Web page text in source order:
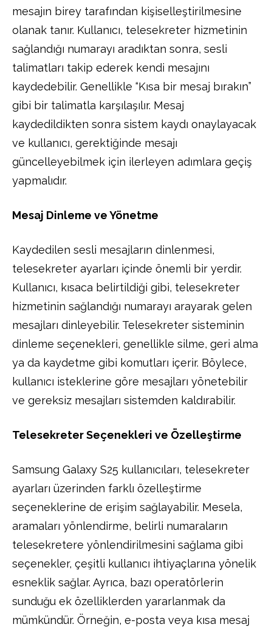
mesajın birey tarafından kişiselleştirilmesine
olanak tanır. Kullanıcı, telesekreter hizmetinin
sağlandığı numarayı aradıktan sonra, sesli
talimatları takip ederek kendi mesajını
kaydedebilir. Genellikle “Kısa bir mesaj bırakın”
gibi bir talimatla karşılaşılır. Mesaj
kaydedildikten sonra sistem kaydı onaylayacak
ve kullanıcı, gerektiğinde mesajı
güncelleyebilmek için ilerleyen adımlara geçiş
yapmalıdır.
Mesaj Dinleme ve Yönetme
Kaydedilen sesli mesajların dinlenmesi,
telesekreter ayarları içinde önemli bir yerdir.
Kullanıcı, kısaca belirtildiği gibi, telesekreter
hizmetinin sağlandığı numarayı arayarak gelen
mesajları dinleyebilir. Telesekreter sisteminin
dinleme seçenekleri, genellikle silme, geri alma
ya da kaydetme gibi komutları içerir. Böylece,
kullanıcı isteklerine göre mesajları yönetebilir
ve gereksiz mesajları sistemden kaldırabilir.
Telesekreter Seçenekleri ve Özelleştirme
Samsung Galaxy S25 kullanıcıları, telesekreter
ayarları üzerinden farklı özelleştirme
seçeneklerine de erişim sağlayabilir. Mesela,
aramaları yönlendirme, belirli numaraların
telesekretere yönlendirilmesini sağlama gibi
seçenekler, çeşitli kullanıcı ihtiyaçlarına yönelik
esneklik sağlar. Ayrıca, bazı operatörlerin
sunduğu ek özelliklerden yararlanmak da
mümkündür. Örneğin, e-posta veya kısa mesaj